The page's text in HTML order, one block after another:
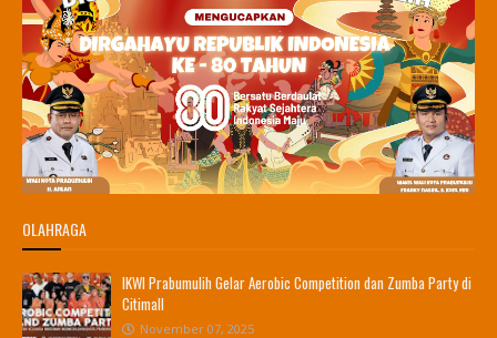
OLAHRAGA
IKWI Prabumulih Gelar Aerobic Competition dan Zumba Party di
Citimall
November 07, 2025